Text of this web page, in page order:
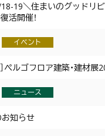
18-19＼住まいのグッドリ
活開催！
イベント
ぺルゴフロア建築・建材展
ニュース
知らせ